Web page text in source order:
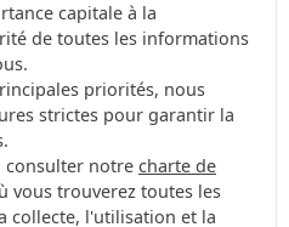
capitale à la
de toutes les informations
priorités, nous
strictes pour garantir la
consulter notre charte de
vous trouverez toutes les
collecte, l'utilisation et la